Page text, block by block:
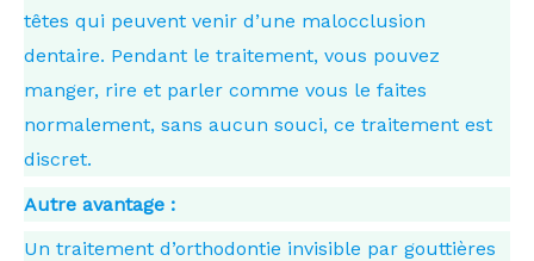
têtes qui peuvent venir d’une malocclusion
dentaire. Pendant le traitement, vous pouvez
manger, rire et parler comme vous le faites
normalement, sans aucun souci, ce traitement est
discret.
Autre avantage :
Un traitement d’orthodontie invisible par gouttières